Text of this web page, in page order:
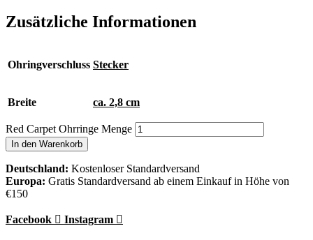
Zusätzliche Informationen
Ohringverschluss Stecker
Breite ca. 2,8 cm
Red Carpet Ohrringe Menge
In den Warenkorb
Deutschland: Kostenloser Standardversand
Europa: Gratis Standardversand ab einem Einkauf in Höhe von
€150
Facebook Instagram